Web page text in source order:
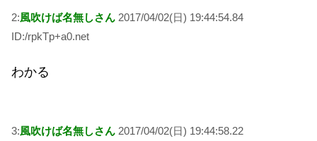
2:風吹けば名無しさん 2017/04/02(日) 19:44:54.84
ID:/rpkTp+a0.net
わかる
3:風吹けば名無しさん 2017/04/02(日) 19:44:58.22